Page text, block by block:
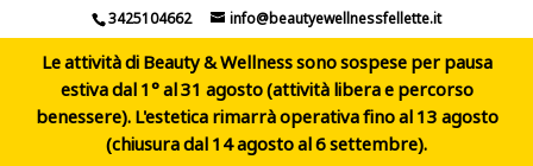
3425104662 info@beautyewellnessfellette.it
Le attività di Beauty & Wellness sono sospese per pausa
estiva dal 1° al 31 agosto (attività libera e percorso
benessere). L'estetica rimarrà operativa fino al 13 agosto
(chiusura dal 14 agosto al 6 settembre).